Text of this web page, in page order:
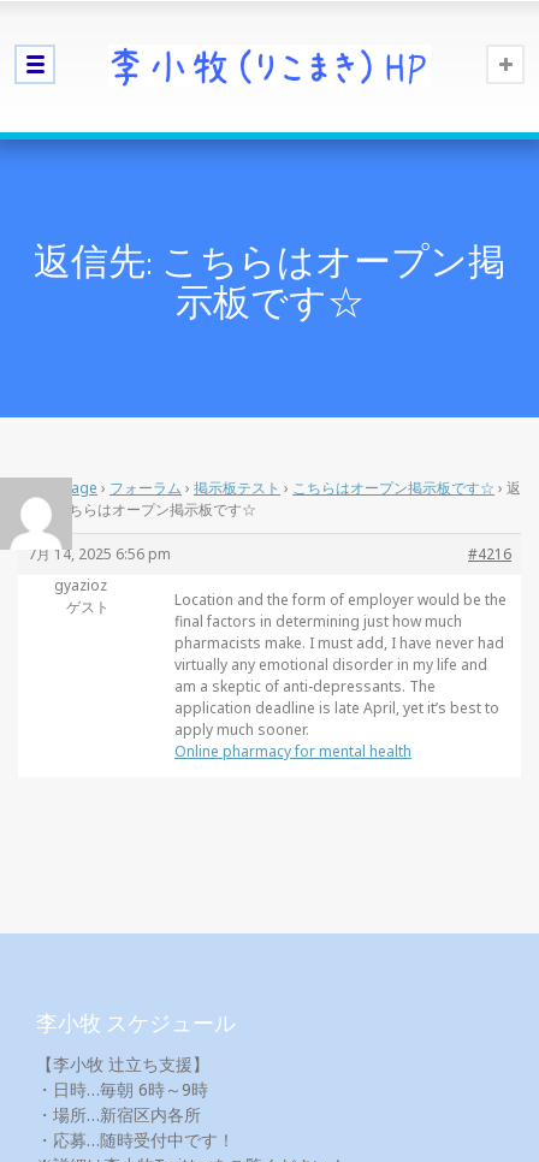
返信先: こちらはオープン掲
示板です☆
Home Page › フォーラム › 掲示板テスト › こちらはオープン掲示板です☆ › 返
信先: こちらはオープン掲示板です☆
7月 14, 2025 6:56 pm
#4216
gyazioz
ゲスト
Location and the form of employer would be the
final factors in determining just how much
pharmacists make. I must add, I have never had
virtually any emotional disorder in my life and
am a skeptic of anti-depressants. The
application deadline is late April, yet it’s best to
apply much sooner.
Online pharmacy for mental health
李小牧 スケジュール
【李小牧 辻立ち支援】
・日時…毎朝 6時～9時
・場所…新宿区内各所
・応募…随時受付中です！